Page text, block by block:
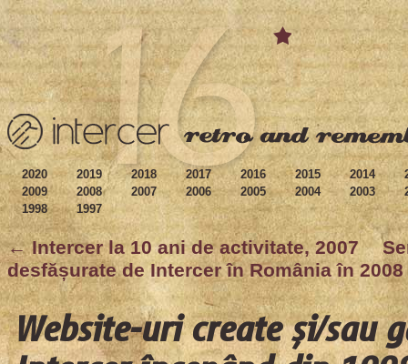
2020 2019 2018 2017 2016 2015 2014
2009
2008 2007 2006 2005 2004 2003
1998
1997
← Intercer la 10 ani de activitate, 2007
desfășurate de Intercer în România în
Website-uri create și/sau